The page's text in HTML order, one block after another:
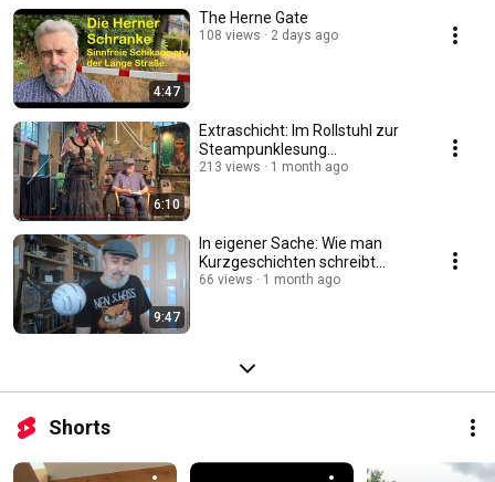
4:47
The Herne Gate
108 views 2 days ago
6:10
Extraschicht: Im Rollstuhl zur
Steampunklesung...
213 views 1 month ago
9:47
In eigener Sache: Wie man
Kurzgeschichten schreibt...
66 views 1 month ago
Shorts